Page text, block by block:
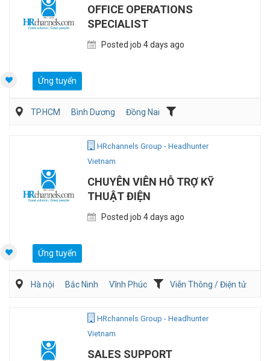
OFFICE OPERATIONS
SPECIALIST
Posted job 4 days ago
Ứng tuyển
TP.HCM Bình Dương
Đồng Nai
HRchannels Group - Headhunter
Vietnam
CHUYÊN VIÊN HỖ TRỢ KỸ
THUẬT ĐIỆN
Posted job 4 days ago
Ứng tuyển
Hà nội Bắc Ninh Vĩnh Phúc
Viễn Thông / Điện tử
HRchannels Group - Headhunter
Vietnam
SALES SUPPORT